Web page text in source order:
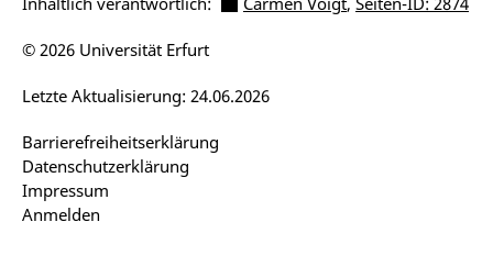
Barrierefreiheitserklärung
Datenschutzerklärung
Impressum
Anmelden
Letzte Aktualisierung: 24.06.2026
© 2026 Universität Erfurt